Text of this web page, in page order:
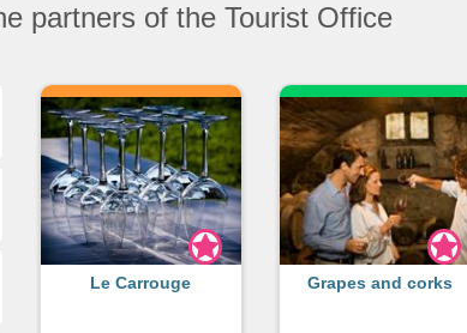
partners of the Tourist Office
Le Carrouge Grapes and corks